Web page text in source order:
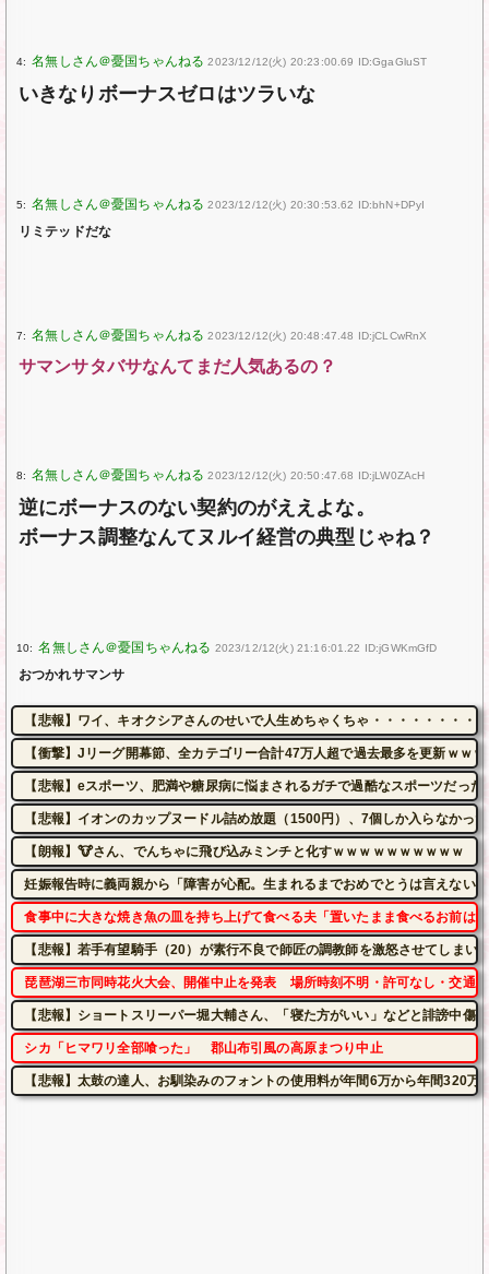
4: 2023/12/12(火) 20:23:00.69 ID:GgaGluST
いきなりボーナスゼロはツラいな
5: 2023/12/12(火) 20:30:53.62 ID:bhN+DPyI
リミテッドだな
7: 2023/12/12(火) 20:48:47.48 ID:jCLCwRnX
サマンサタバサなんてまだ人気あるの？
8: 2023/12/12(火) 20:50:47.68 ID:jLW0ZAcH
逆にボーナスのない契約のがええよな。
ボーナス調整なんてヌルイ経営の典型じゃね？
10: 2023/12/12(火) 21:16:01.22 ID:jGWKmGfD
おつかれサマンサ
【悲報】ワイ、キオクシアさんのせいで人生めちゃくちゃ・・・・・・・・・
【衝撃】Jリーグ開幕節、全カテゴリー合計47万人超で過去最多を更新ｗｗ
【悲報】eスポーツ、肥満や糖尿病に悩まされるガチで過酷なスポーツだっ
【悲報】イオンのカップヌードル詰め放題（1500円）、7個しか入らなかっ
【朗報】🐮さん、でんちゃに飛び込みミンチと化すｗｗｗｗｗｗｗｗｗｗ
妊娠報告時に義両親から「障害が心配。生まれるまでおめでとうは言えない
食事中に大きな焼き魚の皿を持ち上げて食べる夫「置いたまま食べるお前
【悲報】若手有望騎手（20）が素行不良で師匠の調教師を激怒させてしまい
琵琶湖三市同時花火大会、開催中止を発表 場所時刻不明・許可なし・交通
【悲報】ショートスリーパー堀大輔さん、「寝た方がいい」などと誹謗中傷
シカ「ヒマワリ全部喰った」 郡山布引風の高原まつり中止
【悲報】太鼓の達人、お馴染みのフォントの使用料が年間6万から年間320万